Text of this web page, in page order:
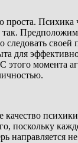
Психика
для
этого
качество
поскольку